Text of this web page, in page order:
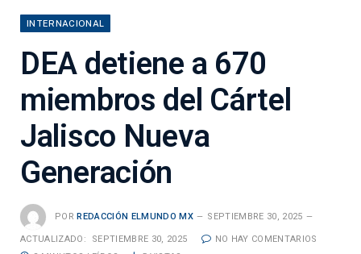
INTERNACIONAL
DEA detiene a 670
miembros del Cártel
Jalisco Nueva
Generación
POR REDACCIÓN ELMUNDO MX SEPTIEMBRE 30, 2025
ACTUALIZADO: SEPTIEMBRE 30, 2025
NO HAY COMENTARIOS